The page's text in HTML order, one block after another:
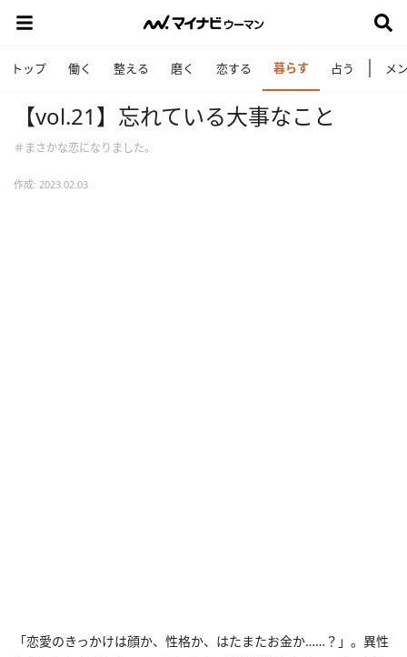
トップ 働く 整える 磨く 恋する 暮らす 占う メ
【vol.21】忘れている大事なこと
＃まさかな恋になりました。
作成: 2023.02.03
「恋愛のきっかけは顔か、性格か、はたまたお金か……？」。異性